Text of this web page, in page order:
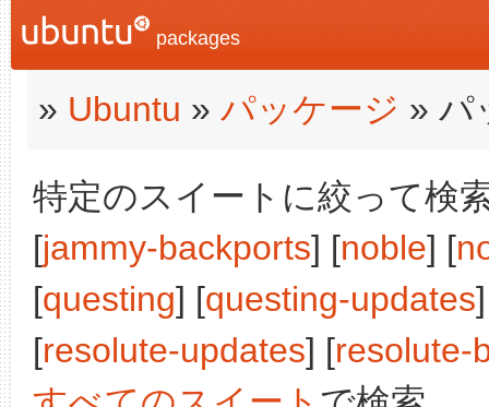
packages
» Ubuntu » パッケージ » パ
特定のスイートに絞って検
[jammy-backports] [noble] [
[questing] [questing-updates
[resolute-updates] [resolute-